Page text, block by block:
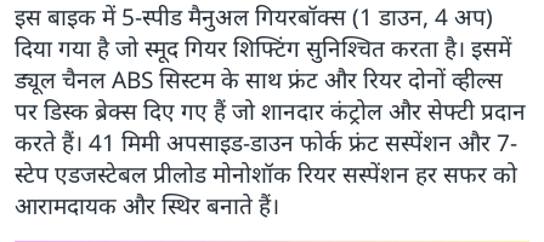
इस बाइक में 5-स्पीड मैनुअल गियरबॉक्स (1 डाउन, 4 अप)
दिया गया है जो स्मूद गियर शिफ्टिंग सुनिश्चित करता है। इसमें
ड्यूल चैनल ABS सिस्टम के साथ फ्रंट और रियर दोनों व्हील्स
पर डिस्क ब्रेक्स दिए गए हैं जो शानदार कंट्रोल और सेफ्टी प्रदान
करते हैं। 41 मिमी अपसाइड-डाउन फोर्क फ्रंट सस्पेंशन और 7-
स्टेप एडजस्टेबल प्रीलोड मोनोशॉक रियर सस्पेंशन हर सफर को
आरामदायक और स्थिर बनाते हैं।